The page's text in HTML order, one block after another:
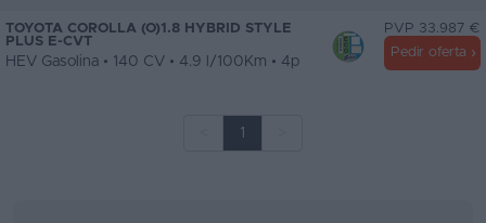
TOYOTA COROLLA (O)1.8 HYBRID STYLE
PLUS E-CVT
HEV Gasolina • 140 CV • 4.9 l/100Km • 4p
PVP 33.987 €
Pedir oferta
1